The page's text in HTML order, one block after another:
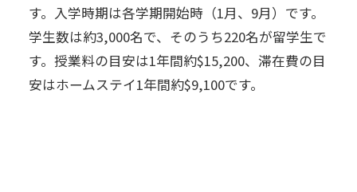
す。入学時期は各学期開始時（1月、9月）です。
学生数は約3,000名で、そのうち220名が留学生で
す。授業料の目安は1年間約$15,200、滞在費の目
安はホームステイ1年間約$9,100です。